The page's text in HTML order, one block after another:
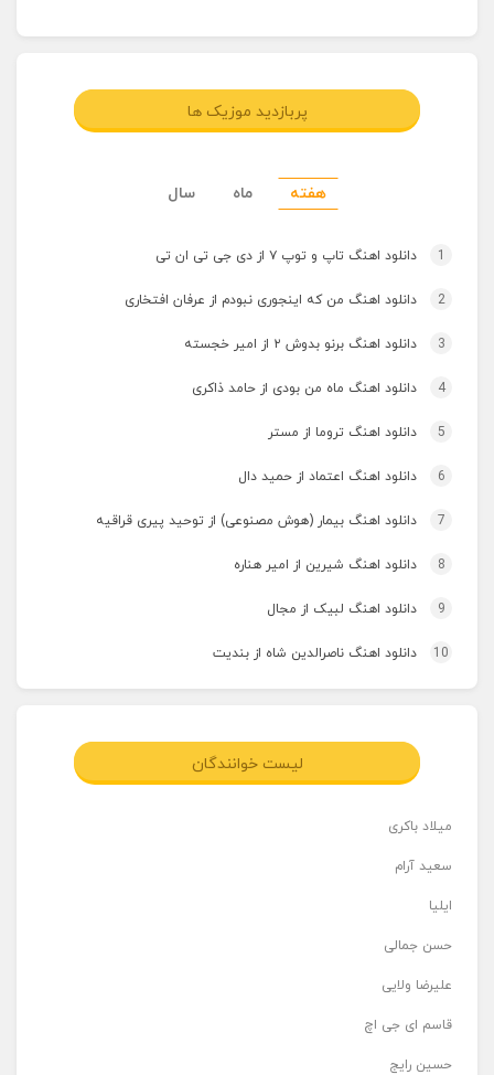
پربازدید موزیک ها
هفته ماه سال
1 دانلود اهنگ تاپ و توپ ۷ از دی جی تی ان تی
2 دانلود اهنگ من که اینجوری نبودم از عرفان افتخاری
3 دانلود اهنگ برنو بدوش ۲ از امیر خجسته
4 دانلود اهنگ ماه من بودی از حامد ذاکری
5 دانلود اهنگ تروما از مستر
6 دانلود اهنگ اعتماد از حمید دال
7 دانلود اهنگ بیمار (هوش مصنوعی) از توحید پیری قراقیه
8 دانلود اهنگ شیرین از امیر هناره
9 دانلود اهنگ لبیک از مجال
10 دانلود اهنگ ناصرالدین شاه از بندیت
لیست خوانندگان
میلاد باکری
سعید آرام
ایلیا
حسن جمالی
علیرضا ولایی
قاسم ای جی اچ
حسین رایج